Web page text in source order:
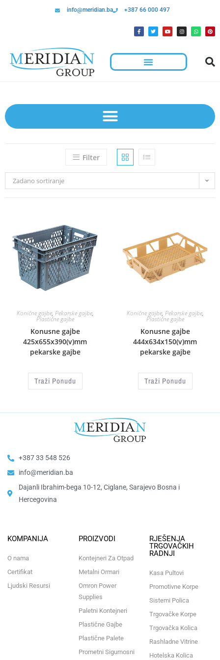
info@meridian.ba +387 66 000 497
Filter
Zadano sortiranje
Konične gajbe, Pekarske gajbe,
Plastične gajbe
Konusne gajbe
425x655x390(v)mm
pekarske gajbe
Traži Ponudu
Konične gajbe, Pekarske gajbe,
Plastične gajbe
Konusne gajbe
444x634x150(v)mm
pekarske gajbe
Traži Ponudu
+387 33 548 526
info@meridian.ba
Dajanli Ibrahim-bega 10-12, Ciglane, Sarajevo Bosna i
Hercegovina​
KOMPANIJA
O nama
Certifikat
Ljudski Resursi
PROIZVODI
Kontejneri Za Otpad
Metalni Ormari
Omron Power
Supplies
Paletni Kontejneri
Plastične Gajbe
Plastične Palete
Prometni Sigurnosni
RJEŠENJA
TRGOVAČKIH
RADNJI
Kasa Pultovi
Promotivne Korpe
Sistemi Polica
Trgovačke Korpe
Trgovačka Kolica
Rashladne Vitrine
Hotelska Kolica